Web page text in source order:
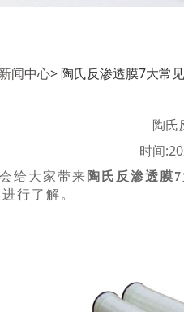
新闻中心> 陶氏反渗透膜7大常
陶氏
时间
给大家带来 陶氏反渗透膜
行了解。